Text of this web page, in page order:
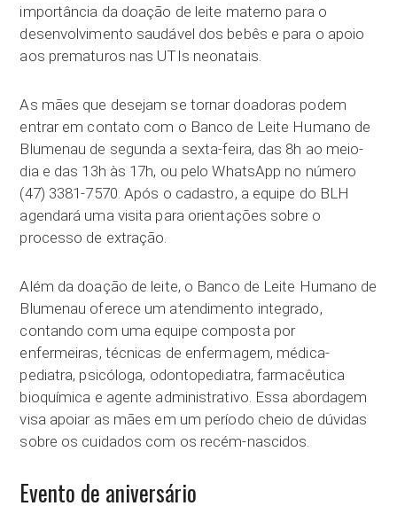
importância da doação de leite materno para o
desenvolvimento saudável dos bebês e para o apoio
aos prematuros nas UTIs neonatais.
As mães que desejam se tornar doadoras podem
entrar em contato com o Banco de Leite Humano de
Blumenau de segunda a sexta-feira, das 8h ao meio-
dia e das 13h às 17h, ou pelo WhatsApp no número
(47) 3381-7570. Após o cadastro, a equipe do BLH
agendará uma visita para orientações sobre o
processo de extração.
Além da doação de leite, o Banco de Leite Humano de
Blumenau oferece um atendimento integrado,
contando com uma equipe composta por
enfermeiras, técnicas de enfermagem, médica-
pediatra, psicóloga, odontopediatra, farmacêutica
bioquímica e agente administrativo. Essa abordagem
visa apoiar as mães em um período cheio de dúvidas
sobre os cuidados com os recém-nascidos.
Evento de aniversário